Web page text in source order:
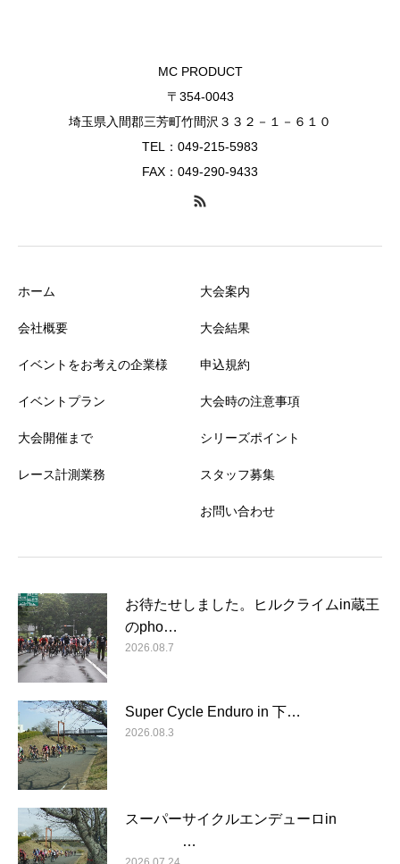
MC PRODUCT
〒354-0043
埼玉県入間郡三芳町竹間沢３３２－１－６１０
TEL：049-215-5983
FAX：049-290-9433
ホーム
会社概要
イベントをお考えの企業様
イベントプラン
大会開催まで
レース計測業務
大会案内
大会結果
申込規約
大会時の注意事項
シリーズポイント
スタッフ募集
お問い合わせ
お待たせしました。ヒルクライムin蔵王
のpho…
2026.08.7
Super Cycle Enduro in 下…
2026.08.3
スーパーサイクルエンデューロin
…